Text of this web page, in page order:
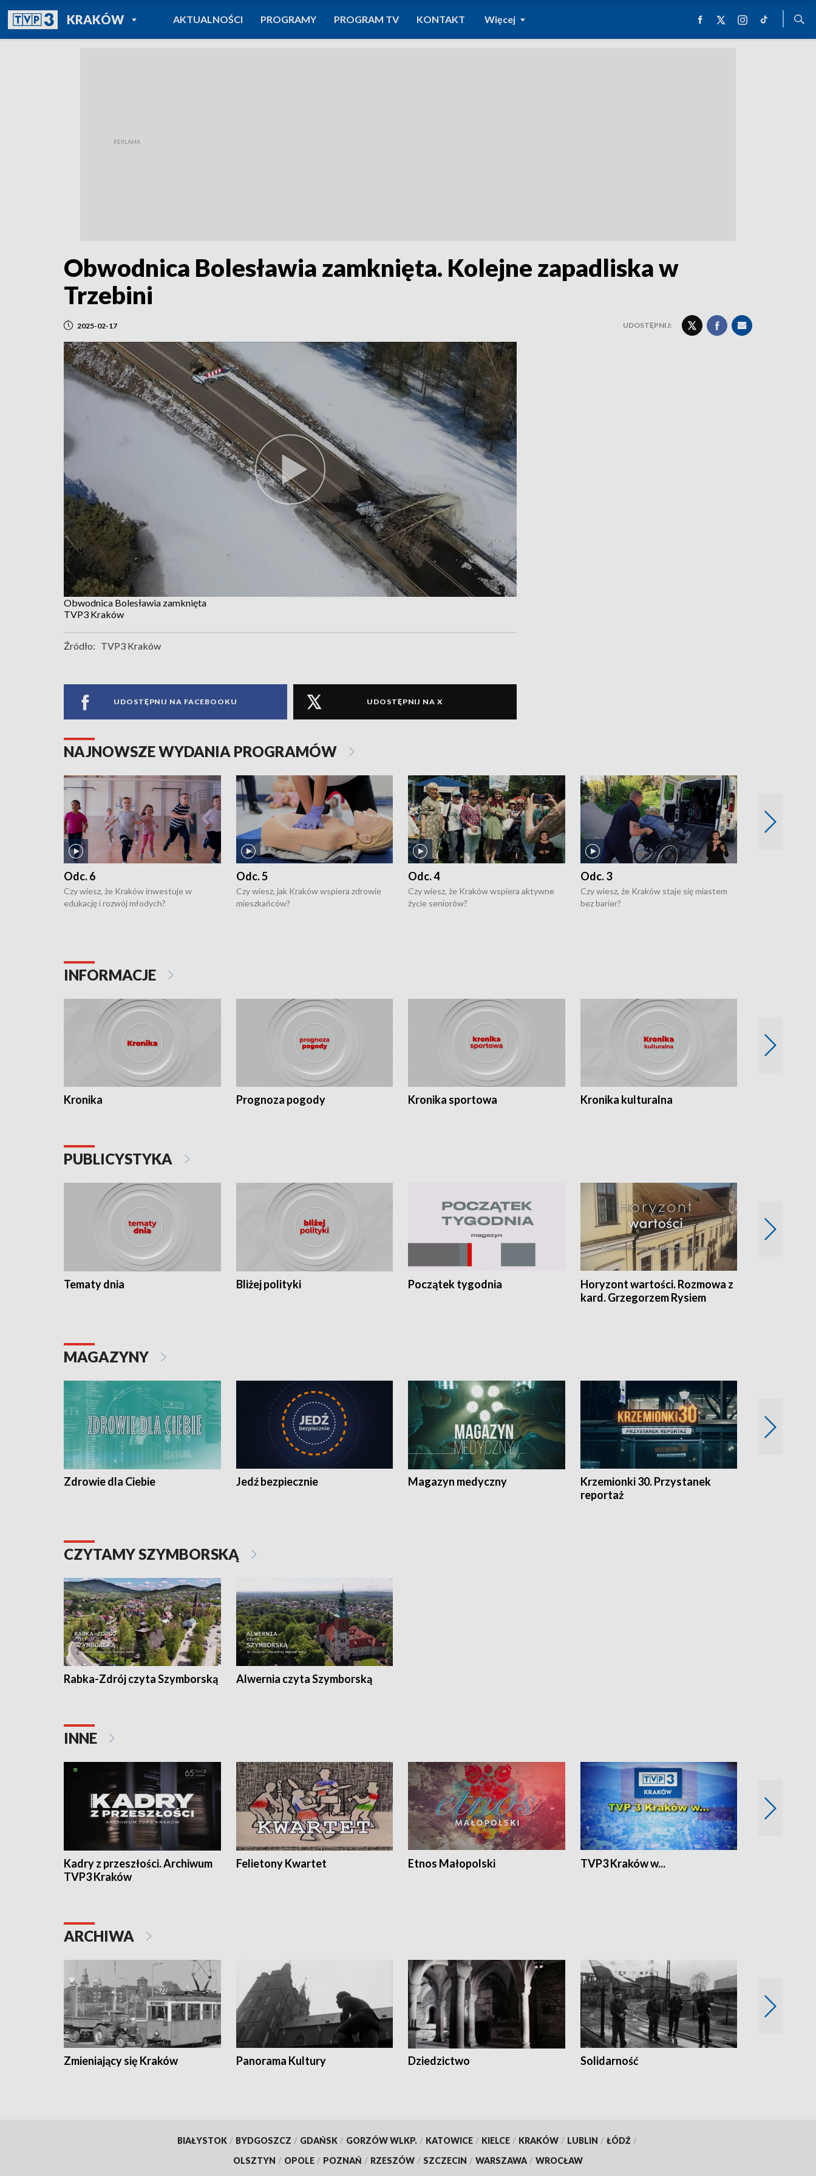
KRAKÓWPOWRÓT DO
TVP REGIONY
AKTUALNOŚCI PROGRAMY PROGRAM TV KONTAKT Więcej
Obwodnica Bolesławia zamknięta. Kolejne zapadliska w
Trzebini
2025-02-17 UDOSTĘPNIJ:
Obwodnica Bolesławia zamknięta
TVP3 Kraków
Źródło: TVP3 Kraków
UDOSTĘPNIJ NA FACEBOOKU UDOSTĘPNIJ NA X
NAJNOWSZE WYDANIA PROGRAMÓW
Odc. 6
Czy wiesz, że Kraków inwestuje w
edukację i rozwój młodych?
Odc. 5
Czy wiesz, jak Kraków wspiera zdrowie
mieszkańców?
Odc. 4
Czy wiesz, że Kraków wspiera aktywne
życie seniorów?
Odc. 3
Czy wiesz, że Kraków staje się miastem
bez barier?
INFORMACJE
Kronika Prognoza pogody Kronika sportowa Kronika kulturalna
PUBLICYSTYKA
Tematy dnia Bliżej polityki Początek tygodnia
Horyzont wartości. Rozmowa z
kard. Grzegorzem Rysiem
MAGAZYNY
Zdrowie dla Ciebie Jedź bezpiecznie Magazyn medyczny
Krzemionki 30. Przystanek
reportaż
CZYTAMY SZYMBORSKĄ
Rabka-Zdrój czyta Szymborską Alwernia czyta Szymborską
INNE
Kadry z przeszłości. Archiwum
TVP3 Kraków
Felietony Kwartet Etnos Małopolski TVP3 Kraków w...
ARCHIWA
Zmieniający się Kraków Panorama Kultury Dziedzictwo Solidarność
BIAŁYSTOK / BYDGOSZCZ / GDAŃSK / GORZÓW WLKP. / KATOWICE / KIELCE / KRAKÓW / LUBLIN / ŁÓDŹ /
OLSZTYN / OPOLE / POZNAŃ / RZESZÓW / SZCZECIN / WARSZAWA / WROCŁAW